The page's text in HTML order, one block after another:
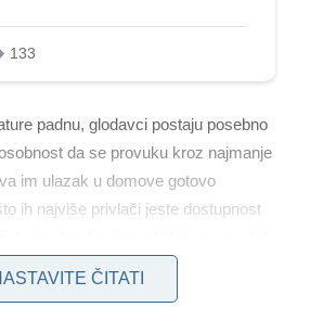
padnu, glodavci postaju posebno
da se provuku kroz najmanje
im ulazak u domove gotovo
ih najviše privlači jeste dostupnost
Mjesta poput kuhinjskih ormarića,
ČITATI